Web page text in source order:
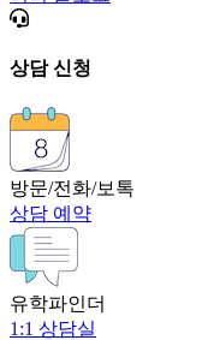
상담 신청
방문/전화/보톡
상담 예약
유학파인더
1:1 상담실